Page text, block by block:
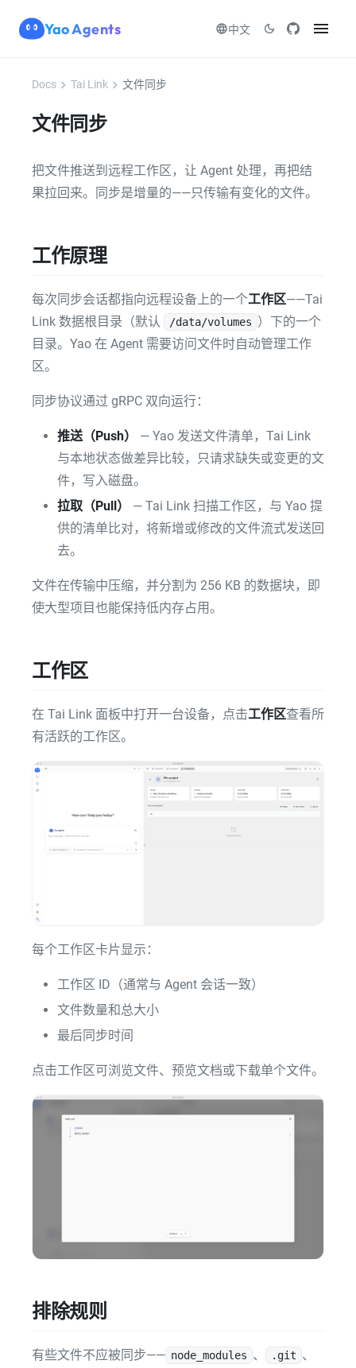
Yao Agents language中文 dark_mode menu
Docs chevron_right Tai Link chevron_right 文件同步
文件同步
把文件推送到远程工作区，让 Agent 处理，再把结
果拉回来。同步是增量的——只传输有变化的文件。
工作原理
每次同步会话都指向远程设备上的一个工作区——Tai
Link 数据根目录（默认
/data/volumes ）下的一个
目录。Yao 在 Agent 需要访问文件时自动管理工作
区。
同步协议通过 gRPC 双向运行：
推送（Push）
— Yao 发送文件清单，Tai Link
与本地状态做差异比较，只请求缺失或变更的文
件，写入磁盘。
拉取（Pull）
— Tai Link 扫描工作区，与 Yao 提
供的清单比对，将新增或修改的文件流式发送回
去。
文件在传输中压缩，并分割为 256 KB 的数据块，即
使大型项目也能保持低内存占用。
工作区
在 Tai Link 面板中打开一台设备，点击工作区查看所
有活跃的工作区。
每个工作区卡片显示：
工作区 ID（通常与 Agent 会话一致）
文件数量和总大小
最后同步时间
点击工作区可浏览文件、预览文档或下载单个文件。
排除规则
有些文件不应被同步—— node_modules 、 .git 、